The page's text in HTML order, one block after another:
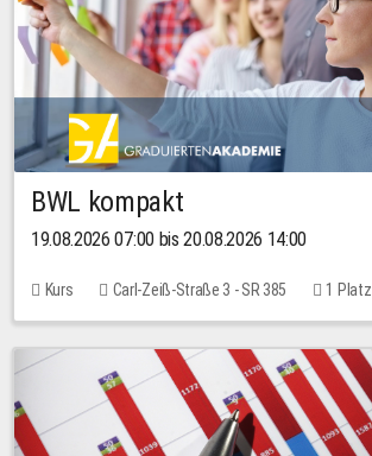
BWL kompakt
19.08.2026 07:00 bis 20.08.2026 14:00
Kurs Carl-Zeiß-Straße 3 - SR 385 1 Platz